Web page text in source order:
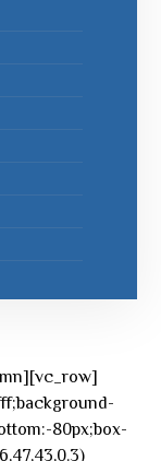
80px;box-